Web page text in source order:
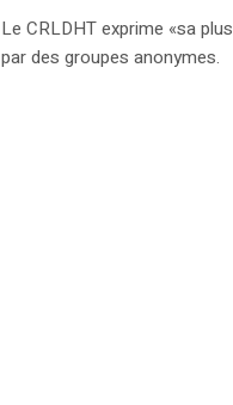
Le CRLDHT exprime «sa
par des groupes anonymes.